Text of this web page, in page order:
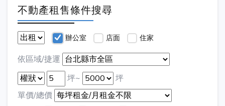
不動產租售條件搜尋
辦公室 店面 住家
依區域/捷運
坪~
坪
單價/總價